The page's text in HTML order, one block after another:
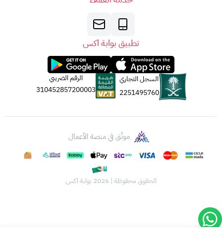
تطبيق بوابة اكس
السجل التجاري
2251495760
الرقم الضريبي
310452857200003
موثّق في منصة الأعمال
الحقوق محفوظة | 2026 بوابة اكس